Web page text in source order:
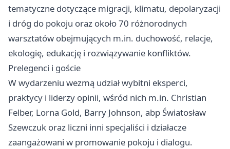
tematyczne dotyczące migracji, klimatu, depolaryzacji
i dróg do pokoju oraz około 70 różnorodnych
warsztatów obejmujących m.in. duchowość, relacje,
ekologię, edukację i rozwiązywanie konfliktów.
Prelegenci i goście
W wydarzeniu wezmą udział wybitni eksperci,
praktycy i liderzy opinii, wśród nich m.in. Christian
Felber, Lorna Gold, Barry Johnson, abp Światosław
Szewczuk oraz liczni inni specjaliści i działacze
zaangażowani w promowanie pokoju i dialogu.